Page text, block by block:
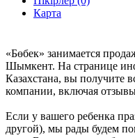
Карта
«Бөбек» занимается
Шымкент. На странице
Казахстана, вы получите
компании, включая
Если у вашего ребенка
другой), мы рады будем